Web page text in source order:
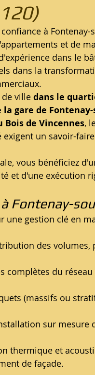
à Fontenay-
et de
dans le
dans la
de ville dans le
la gare de
Bois de Vincennes,
exigent un savoir-
vous bénéficiez
et d'une exécution
Fontenay-
une gestion clé en
des
complètes du
(massifs ou
sur mesure
thermique et
de façade.